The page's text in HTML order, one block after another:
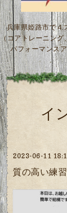
兵庫県姫路市で４
（コアトレーニング
パフォーマンス
イ
2023-06-11
質の高い練